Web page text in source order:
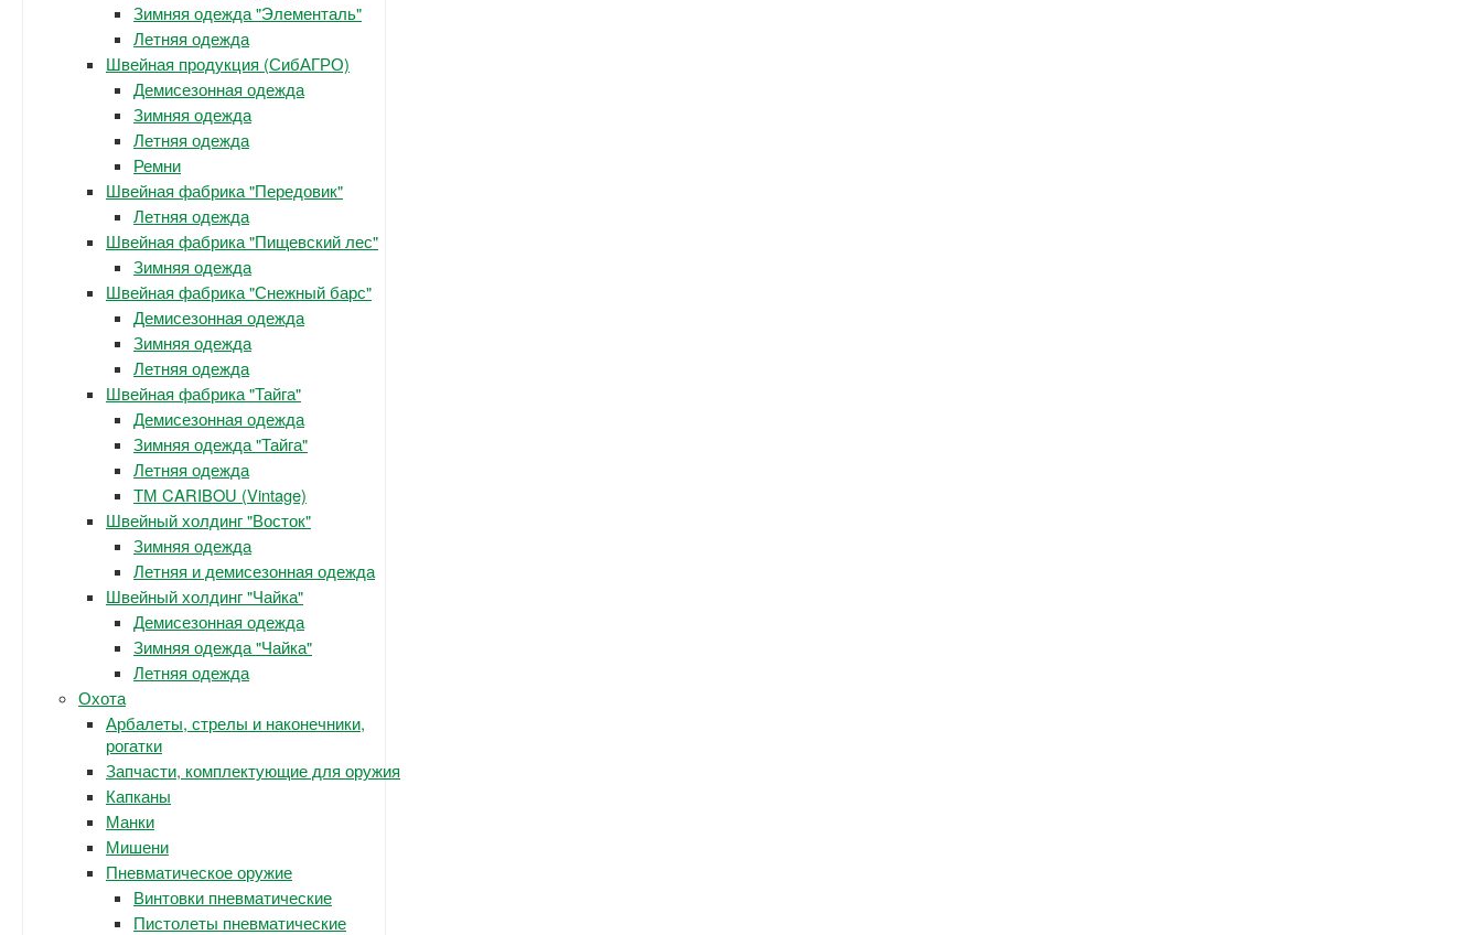
Зимняя одежда "Элементаль"
Летняя одежда
Швейная продукция (СибАГРО)
Демисезонная одежда
Зимняя одежда
Летняя одежда
Ремни
Швейная фабрика "Передовик"
Летняя одежда
Швейная фабрика "Пищевский лес"
Зимняя одежда
Швейная фабрика "Снежный барс"
Демисезонная одежда
Зимняя одежда
Летняя одежда
Швейная фабрика "Тайга"
Демисезонная одежда
Зимняя одежда "Тайга"
Летняя одежда
ТМ CARIBOU (Vintage)
Швейный холдинг "Восток"
Зимняя одежда
Летняя и демисезонная одежда
Швейный холдинг "Чайка"
Демисезонная одежда
Зимняя одежда "Чайка"
Летняя одежда
Охота
Арбалеты, стрелы и наконечники,
рогатки
Запчасти, комплектующие для оружия
Капканы
Манки
Мишени
Пневматическое оружие
Винтовки пневматические
Пистолеты пневматические